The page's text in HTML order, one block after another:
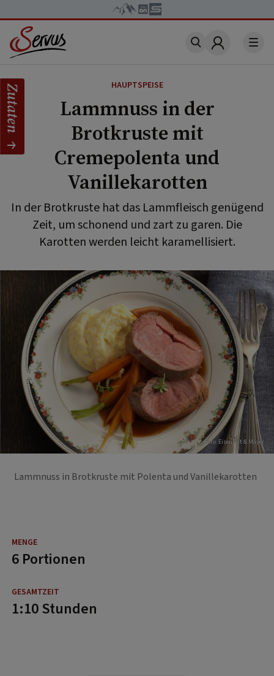
Account
HAUPTSPEISE
Lammnuss in der
Brotkruste mit
Cremepolenta und
Vanillekarotten
In der Brotkruste hat das Lammfleisch genügend
Zeit, um schonend und zart zu garen. Die
Karotten werden leicht karamellisiert.
Foto: Eisenhut & Mayer
Lammnuss in Brotkruste mit Polenta und Vanillekarotten
6 Portionen
1:10 Stunden
Zutaten